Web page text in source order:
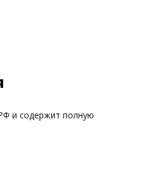
и содержит полную